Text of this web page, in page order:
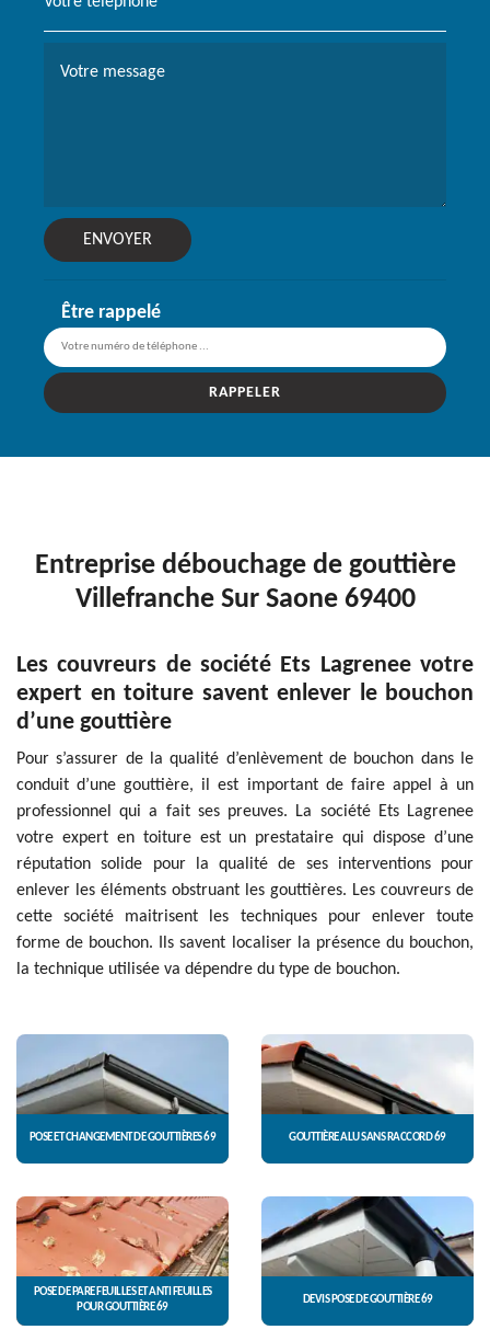
Être rappelé
Entreprise débouchage de gouttière
Villefranche Sur Saone 69400
Les couvreurs de société Ets Lagrenee votre
expert en toiture savent enlever le bouchon
d’une gouttière
Pour s’assurer de la qualité d’enlèvement de bouchon dans le
conduit d’une gouttière, il est important de faire appel à un
professionnel qui a fait ses preuves. La société Ets Lagrenee
votre expert en toiture est un prestataire qui dispose d’une
réputation solide pour la qualité de ses interventions pour
enlever les éléments obstruant les gouttières. Les couvreurs de
cette société maitrisent les techniques pour enlever toute
forme de bouchon. Ils savent localiser la présence du bouchon,
la technique utilisée va dépendre du type de bouchon.
POSE ET CHANGEMENT DE GOUTTIÈRES 69 GOUTTIÈRE ALU SANS RACCORD 69
POSE DE PARE FEUILLES ET ANTI FEUILLES
POUR GOUTTIÈRE 69
DEVIS POSE DE GOUTTIÈRE 69